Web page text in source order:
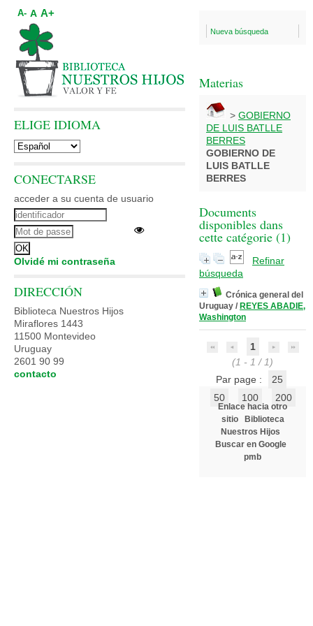
Nueva búsqueda
Materias
> GOBIERNO
DE LUIS BATLLE
BERRES
GOBIERNO DE
LUIS BATLLE
BERRES
Documents
disponibles dans
cette catégorie (1)
Refinar
búsqueda
Crónica general del
Uruguay / REYES ABADIE,
Washington
1
(1 - 1 / 1)
Par page :
25
50
100 200
Enlace hacia otro
sitio
Biblioteca
Nuestros Hijos
Buscar en Google
pmb
A- A A+
ELIGE IDIOMA
CONECTARSE
acceder a su cuenta de usuario
Olvidé mi contraseña
DIRECCIÓN
Biblioteca Nuestros Hijos
Miraflores 1443
11500 Montevideo
Uruguay
2601 90 99
contacto